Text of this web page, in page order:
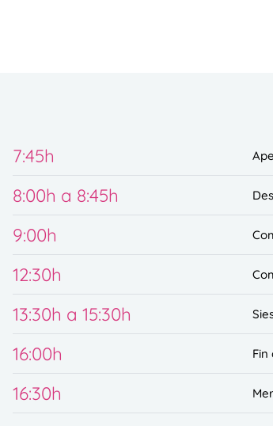
7:45h
8:00h a 8:45h
9:00h
12:30h
13:30h a 15:30h
16:00h
16:30h